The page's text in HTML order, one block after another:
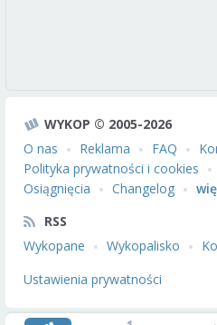
WYKOP © 2005-2026
O nas
Reklama FAQ
Polityka prywatności i cookies
Osiągnięcia
Changelog
RSS
Wykopane
Wykopalisko
Ustawienia prywatności